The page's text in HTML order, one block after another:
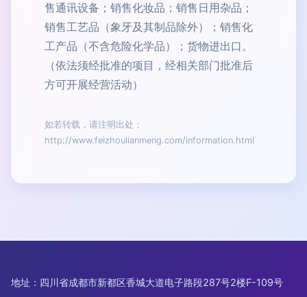
售通讯设备；销售化妆品；销售日用杂品；
销售工艺品（象牙及其制品除外）；销售化
工产品（不含危险化学品）；货物进出口。
（依法须经批准的项目，经相关部门批准后
方可开展经营活动）
如若转载，请注明出处：
http://www.feizhoulianmeng.com/information.html
地址：四川省成都市新都区香城大道电子路段287号2楼F-109号